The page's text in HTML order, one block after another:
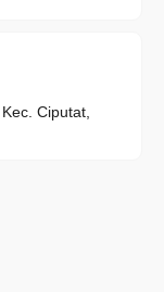
Ciputat,